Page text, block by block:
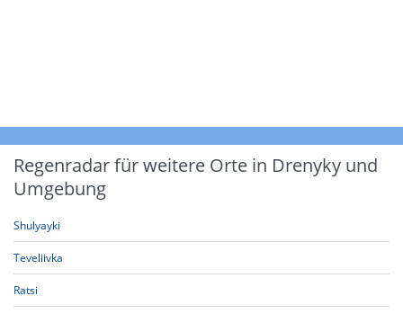
Regenradar für weitere Orte in Drenyky und
Umgebung
Shulyayki
Teveliivka
Ratsi